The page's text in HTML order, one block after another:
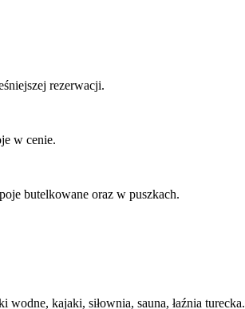
rezerwacji.
w cenie.
butelkowane oraz w puszkach.
kajaki, siłownia, sauna, łaźnia turecka.